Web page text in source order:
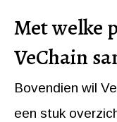
Met welke
VeChain
Bovendien wil
een stuk